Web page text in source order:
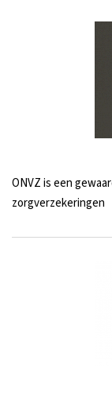
ONVZ is een
zorgverzekeringen